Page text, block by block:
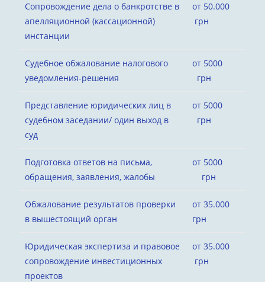
Сопровождение дела о банкротстве в
апелляционной (кассационной)
инстанции
от 50.000
грн
Судебное обжалование налогового
уведомления-решения
от 5000
грн
Представление юридических лиц в
судебном заседании/ один выход в
суд
от 5000
грн
Подготовка ответов на письма,
обращения, заявления, жалобы
от 5000
грн
Обжалование результатов проверки
в вышестоящий орган
от 35.000
грн
Юридическая экспертиза и правовое
сопровождение инвестиционных
проектов
от 35.000
грн